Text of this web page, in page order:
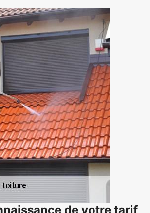
de votre tarif